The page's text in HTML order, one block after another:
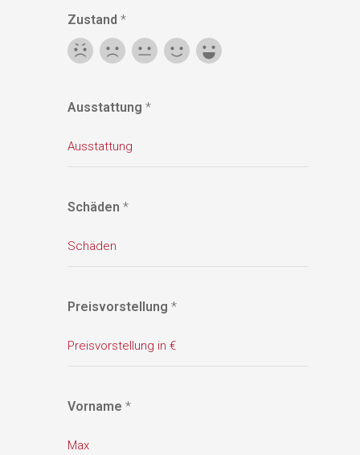
Zustand *
Ausstattung *
Schäden *
Preisvorstellung *
Vorname *